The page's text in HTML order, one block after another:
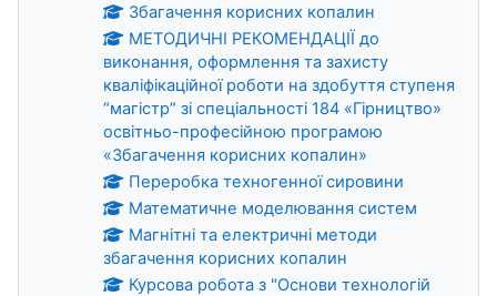
Збагачення корисних копалин
МЕТОДИЧНІ РЕКОМЕНДАЦІЇ до
виконання, оформлення та захисту
кваліфікаційної роботи на здобуття ступеня
“магістр” зі спеціальності 184 «Гірництво»
освітньо-професійною програмою
«Збагачення корисних копалин»
Переробка техногенної сировини
Математичне моделювання систем
Магнітні та електричні методи
збагачення корисних копалин
Курсова робота з "Основи технологій